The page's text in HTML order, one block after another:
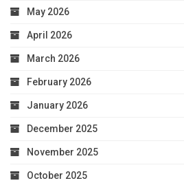
May 2026
April 2026
March 2026
February 2026
January 2026
December 2025
November 2025
October 2025